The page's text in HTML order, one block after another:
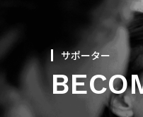
サポーター